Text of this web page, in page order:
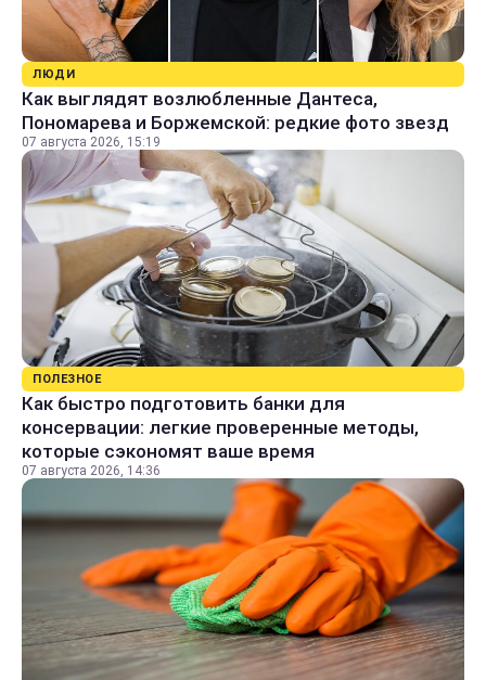
ЛЮДИ
Как выглядят возлюбленные Дантеса,
Пономарева и Боржемской: редкие фото звезд
07 августа 2026, 15:19
ПОЛЕЗНОЕ
Как быстро подготовить банки для
консервации: легкие проверенные методы,
которые сэкономят ваше время
07 августа 2026, 14:36